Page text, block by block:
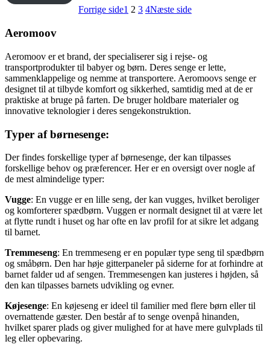
kr.7.443,00.kr.6.499,00.
Forrige side1 2 3 4Næste side
Aeromoov
Aeromoov er et brand, der specialiserer sig i rejse- og
transportprodukter til babyer og børn. Deres senge er lette,
sammenklappelige og nemme at transportere. Aeromoovs senge er
designet til at tilbyde komfort og sikkerhed, samtidig med at de er
praktiske at bruge på farten. De bruger holdbare materialer og
innovative teknologier i deres sengekonstruktion.
Typer af børnesenge:
Der findes forskellige typer af børnesenge, der kan tilpasses
forskellige behov og præferencer. Her er en oversigt over nogle af
de mest almindelige typer:
Vugge: En vugge er en lille seng, der kan vugges, hvilket beroliger
og komforterer spædbørn. Vuggen er normalt designet til at være let
at flytte rundt i huset og har ofte en lav profil for at sikre let adgang
til barnet.
Tremmeseng: En tremmeseng er en populær type seng til spædbørn
og småbørn. Den har høje gitterpaneler på siderne for at forhindre at
barnet falder ud af sengen. Tremmesengen kan justeres i højden, så
den kan tilpasses barnets udvikling og evner.
Køjesenge: En køjeseng er ideel til familier med flere børn eller til
overnattende gæster. Den består af to senge ovenpå hinanden,
hvilket sparer plads og giver mulighed for at have mere gulvplads til
leg eller opbevaring.